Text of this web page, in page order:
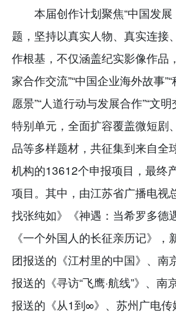
本届创作计划聚焦“中国发展
题，坚持以真实人物、真实连接
作根基，不仅涵盖纪实影像作品
家合作交流”“中国企业海外故事
愿景”“人道行动与发展合作”“文
特别单元，全面扩容覆盖微短剧
品等多样题材，共征集到来自全
机构的13612个申报项目，最终
项目。其中，由江苏省广播电视
找张纯如》《神遇：当希罗多德
《一个外国人的长征亲历记》，
团报送的《江村里的中国》、南
报送的《寻访“飞鹰·航线”》、南
报送的《从1到∞》、苏州广电传